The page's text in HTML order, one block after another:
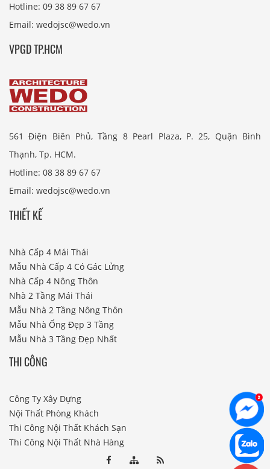
Hotline: 09 38 89 67 67
Email: wedojsc@wedo.vn
VPGD TP.HCM
561 Điện Biên Phủ, Tầng 8 Pearl Plaza, P. 25, Quận Bình
Thạnh, Tp. HCM.
Hotline: 08 38 89 67 67
Email: wedojsc@wedo.vn
THIẾT KẾ
Nhà Cấp 4 Mái Thái
Mẫu Nhà Cấp 4 Có Gác Lửng
Nhà Cấp 4 Nông Thôn
Nhà 2 Tầng Mái Thái
Mẫu Nhà 2 Tầng Nông Thôn
Mẫu Nhà Ống Đẹp 3 Tầng
Mẫu Nhà 3 Tầng Đẹp Nhất
THI CÔNG
Công Ty Xây Dựng
Nội Thất Phòng Khách
Thi Công Nội Thất Khách Sạn
Thi Công Nội Thất Nhà Hàng